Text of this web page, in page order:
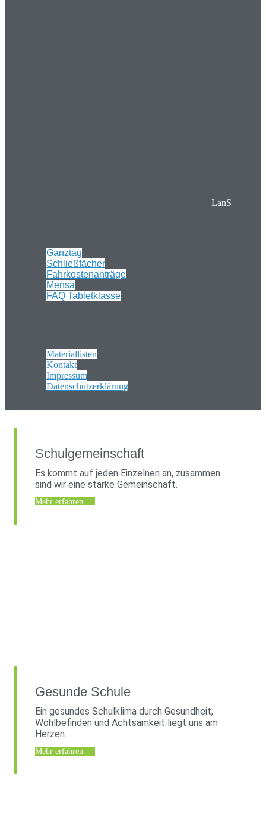
LanS
Ganztag
Schließfächer
Fahrkostenanträge
Mensa
FAQ Tabletklasse
Materiallisten
Kontakt
Impressum
Datenschutzerklärung
Schulgemeinschaft
Es kommt auf jeden Einzelnen an, zusammen
sind wir eine starke Gemeinschaft.
Mehr erfahren
Gesunde Schule
Ein gesundes Schulklima durch Gesundheit,
Wohlbefinden und Achtsamkeit liegt uns am
Herzen.
Mehr erfahren